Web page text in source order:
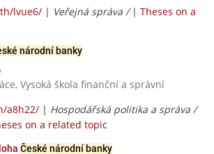
lvue6/ | Veřejná správa / | Theses on a
národní banky
Vysoká škola finanční a správní
a8h22/ | Hospodářská politika a správa /
on a related topic
České národní banky